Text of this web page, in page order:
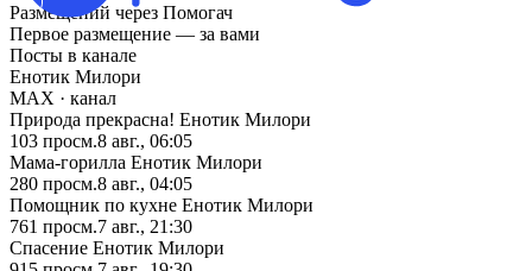
Размещений через Помогач
Первое размещение — за вами
Посты в канале
Енотик Милори
MAX · канал
Природа прекрасна! Енотик Милори
103 просм.8 авг., 06:05
Мама-горилла Енотик Милори
280 просм.8 авг., 04:05
Помощник по кухне Енотик Милори
761 просм.7 авг., 21:30
Спасение Енотик Милори